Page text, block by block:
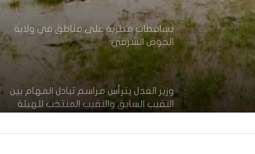
وزير العدل يترأس مراسم تبادل المهام بين
النقيب السابق والنقيب المنتخب للهيئة
الوطنية للمحامين
تعيين محمد محمود ولد داهي رئيسا
للجنة الوطنية لحقوق الإنسان